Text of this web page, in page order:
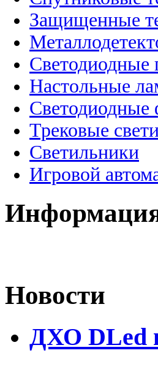
Защищенные
Светодиодные
Настольные
Светодиодные
Трековые
Светильники
Игровой
Новости
ДХО DLed